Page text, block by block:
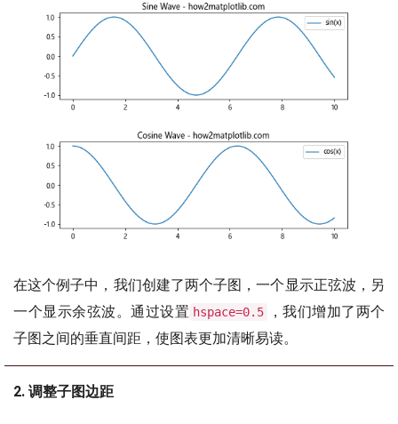
在这个例子中，我们创建了两个子图，一个显示正弦波，另
一个显示余弦波。通过设置 hspace=0.5
，我们增加了两个
子图之间的垂直间距，使图表更加清晰易读。
2. 调整子图边距